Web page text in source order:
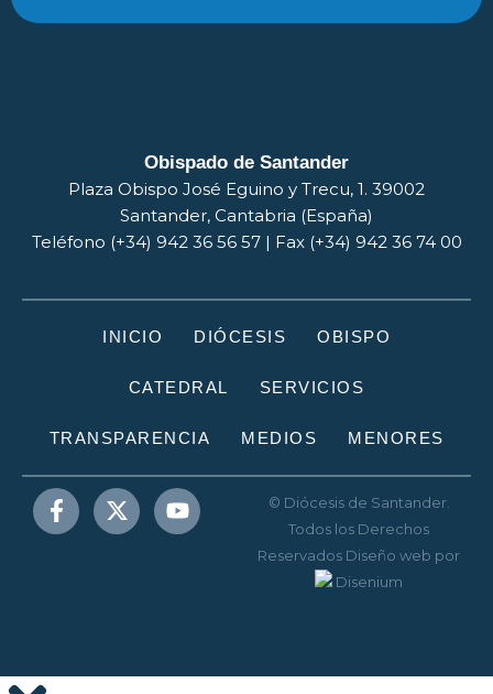
Obispado de Santander
Plaza Obispo José Eguino y Trecu, 1. 39002
Santander, Cantabria (España)
Teléfono (+34) 942 36 56 57 | Fax (+34) 942 36 74 00
INICIO DIÓCESIS OBISPO
CATEDRAL SERVICIOS
TRANSPARENCIA MEDIOS MENORES
© Diócesis de Santander.
Todos los Derechos
Reservados Diseño web por
Disenium